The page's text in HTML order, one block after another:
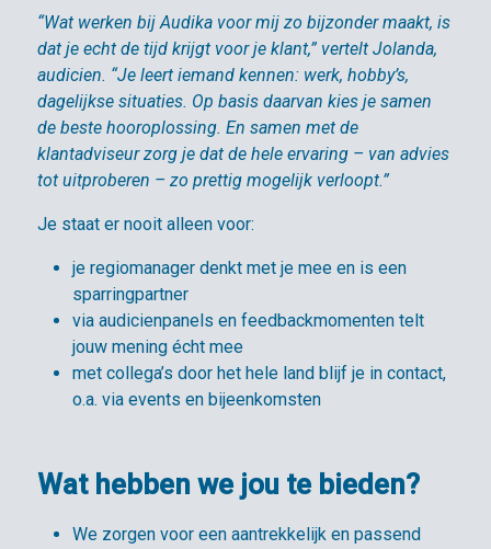
“Wat werken bij Audika voor mij zo bijzonder maakt, is
dat je echt de tijd krijgt voor je klant,” vertelt Jolanda,
audicien. “Je leert iemand kennen: werk, hobby’s,
dagelijkse situaties. Op basis daarvan kies je samen
de beste hooroplossing. En samen met de
klantadviseur zorg je dat de hele ervaring – van advies
tot uitproberen – zo prettig mogelijk verloopt.”
Je staat er nooit alleen voor:
je regiomanager denkt met je mee en is een
sparringpartner
via audicienpanels en feedbackmomenten telt
jouw mening écht mee
met collega’s door het hele land blijf je in contact,
o.a. via events en bijeenkomsten
Wat hebben we jou te bieden?
We zorgen voor een aantrekkelijk en passend